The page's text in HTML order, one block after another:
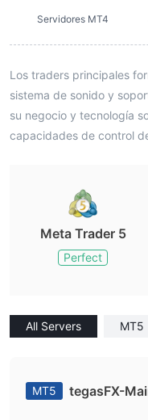
Servidores MT4
Los traders principales
sistema de sonido y
su negocio y tecnología
capacidades de control
Meta Trader 5
Perfect
All Servers MT5
MT5 tegasFX-